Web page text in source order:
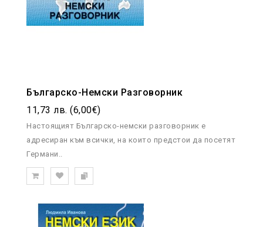
Българско-Немски Разговорник
11,73 лв. (6,00€)
Настоящият Българско-немски разговорник е
адресиран към всички, на които предстои да посетят
Германи..